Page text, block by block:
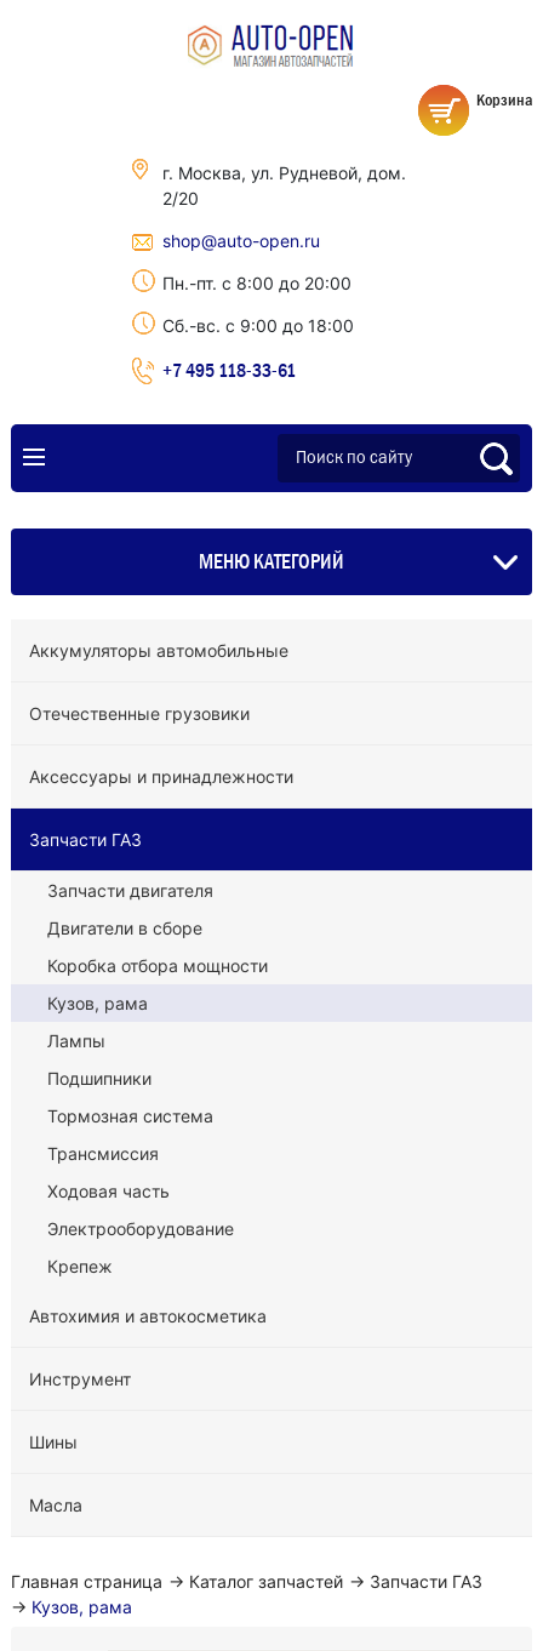
г. Москва, ул. Рудневой, дом.
2/20
shop@auto-open.ru
Пн.-пт. с 8:00 до 20:00
Сб.-вс. с 9:00 до 18:00
+7 495 118-33-61
Корзина
МЕНЮ КАТЕГОРИЙ
Аккумуляторы автомобильные
Отечественные грузовики
Аксессуары и принадлежности
Запчасти ГАЗ
Запчасти двигателя
Двигатели в сборе
Коробка отбора мощности
Кузов, рама
Лампы
Подшипники
Тормозная система
Трансмиссия
Ходовая часть
Электрооборудование
Крепеж
Автохимия и автокосметика
Инструмент
Шины
Масла
Главная страница → Каталог запчастей → Запчасти ГАЗ
→ Кузов, рама